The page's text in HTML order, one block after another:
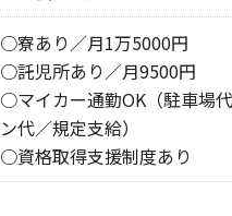
○寮あり／月1万5000円
○託児所あり／月9500円
○マイカー通勤OK（駐車場
ン代／規定支給）
○資格取得支援制度あり